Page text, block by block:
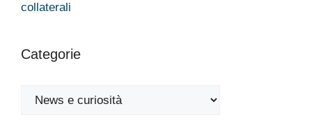
collaterali
Categorie
Categorie